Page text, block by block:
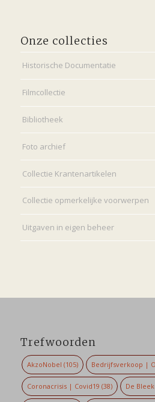
Onze collecties
Historische Documentatie
Filmcollectie
Bibliotheek
Foto archief
Collectie Krantenartikelen
Collectie opmerkelijke voorwerpen
Uitgaven in eigen beheer
Trefwoorden
AkzoNobel (105) Bedrijfsverkoop |
Coronacrisis | Covid19 (38) De